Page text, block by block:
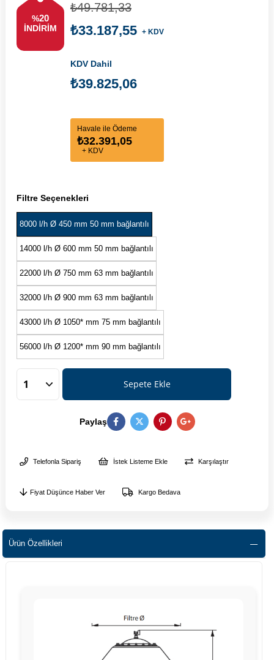
%20
İNDIRIM
₺49.781,33
₺33.187,55 + KDV
KDV Dahil
₺39.825,06
Havale ile Ödeme
₺32.391,05
+ KDV
Filtre Seçenekleri
8000 l/h Ø 450 mm 50 mm bağlantılı
14000 l/h Ø 600 mm 50 mm bağlantılı
22000 l/h Ø 750 mm 63 mm bağlantılı
32000 l/h Ø 900 mm 63 mm bağlantılı
43000 l/h Ø 1050* mm 75 mm bağlantılı
56000 l/h Ø 1200* mm 90 mm bağlantılı
Paylaş
Telefonla Sipariş İstek Listeme Ekle Karşılaştır
Fiyat Düşünce Haber Ver Kargo Bedava
Ürün Özellikleri